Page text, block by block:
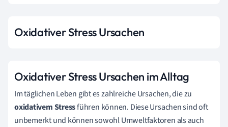
Oxidativer Stress Ursachen
Oxidativer Stress Ursachen im Alltag
Im täglichen Leben gibt es zahlreiche Ursachen, die zu
oxidativem Stressführen können. Diese Ursachen sind oft
unbemerkt und können sowohl Umweltfaktoren als auch